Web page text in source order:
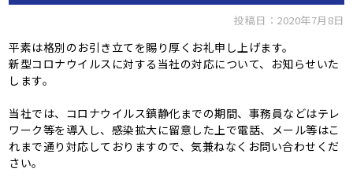
投稿日：2020年7月8日
平素は格別のお引き立てを賜り厚くお礼申し上げます。
新型コロナウイルスに対する当社の対応について、お知らせいた
します。
当社では、コロナウイルス鎮静化までの期間、事務員などはテレ
ワーク等を導入し、感染拡大に留意した上で電話、メール等はこ
れまで通り対応しておりますので、気兼ねなくお問い合わせくだ
さい。